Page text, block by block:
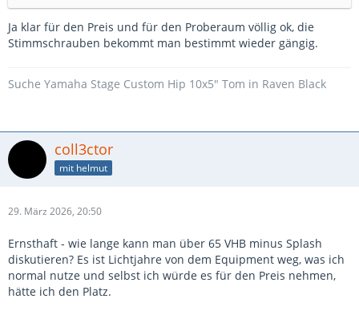
Ja klar für den Preis und für den Proberaum völlig ok, die
Stimmschrauben bekommt man bestimmt wieder gängig.
Suche Yamaha Stage Custom Hip 10x5" Tom in Raven Black
coll3ctor
mit helmut
29. März 2026, 20:50
Ernsthaft - wie lange kann man über 65 VHB minus Splash
diskutieren? Es ist Lichtjahre von dem Equipment weg, was ich
normal nutze und selbst ich würde es für den Preis nehmen,
hätte ich den Platz.